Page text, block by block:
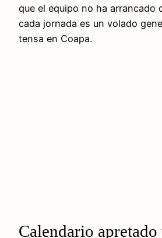
que el equipo no ha arrancado
cada jornada es un volado
tensa en Coapa.
Calendario